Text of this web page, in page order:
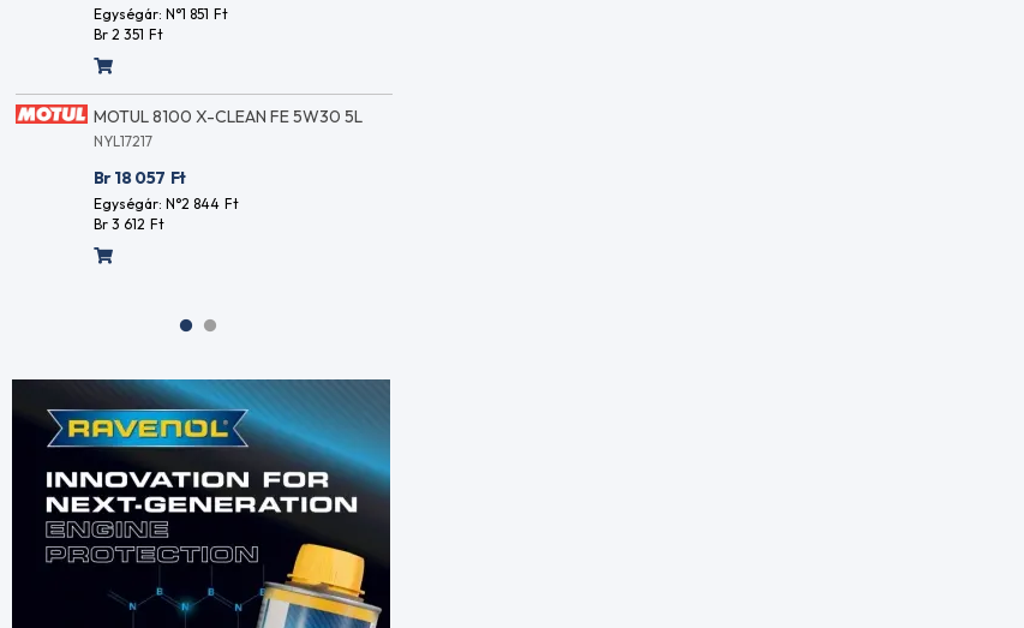
Egységár: N°2 138 Ft
Br 2 716 Ft
RAVENOL Petrol /Benzin/ Quality
stabilizátor 300ml
Br 2 156 Ft
Egységár: N°1 697
Br 2 156